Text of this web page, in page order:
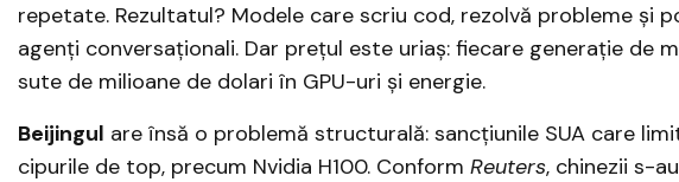
repetate. Rezultatul? Modele care scriu cod, rezolvă probleme și
agenți conversaționali. Dar prețul este uriaș: fiecare generație de
sute de milioane de dolari în GPU-uri și energie.
Beijingul are însă o problemă structurală: sancțiunile SUA care
cipurile de top, precum Nvidia H100. Conform Reuters, chinezii s-